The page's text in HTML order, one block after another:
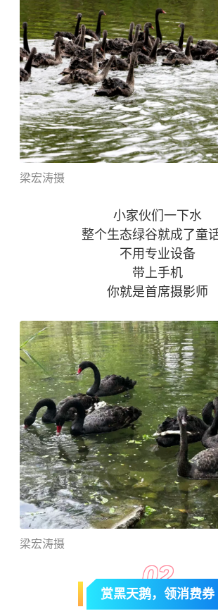
梁宏涛摄
小家伙们一下水
整个生态绿谷就成了童
不用专业设备
带上手机
你就是首席摄影师
梁宏涛摄
02
赏黑天鹅，领消费券